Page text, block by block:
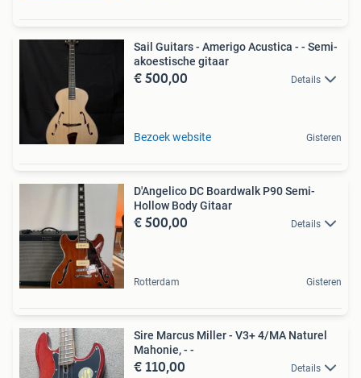
Sail Guitars - Amerigo Acustica - - Semi-
akoestische gitaar
€ 500,00 Details
Bezoek website Gisteren
D'Angelico DC Boardwalk P90 Semi-
Hollow Body Gitaar
€ 500,00 Details
Rotterdam Gisteren
Sire Marcus Miller - V3+ 4/MA Naturel
Mahonie, - -
€ 110,00 Details